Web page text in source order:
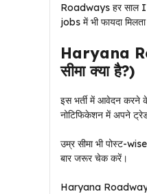
Roadways हर साल
jobs में भी फायदा
Haryana
सीमा क्या है?)
इस भर्ती में आवेदन करने
नोटिफिकेशन में अपने
उम्र सीमा भी पोस्ट-
बार जरूर चेक करें।
Haryana Roadways